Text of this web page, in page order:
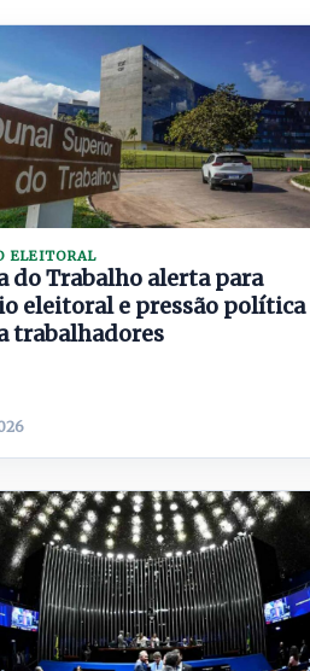
ELEITORAL
do Trabalho alerta para
eleitoral e pressão política
trabalhadores